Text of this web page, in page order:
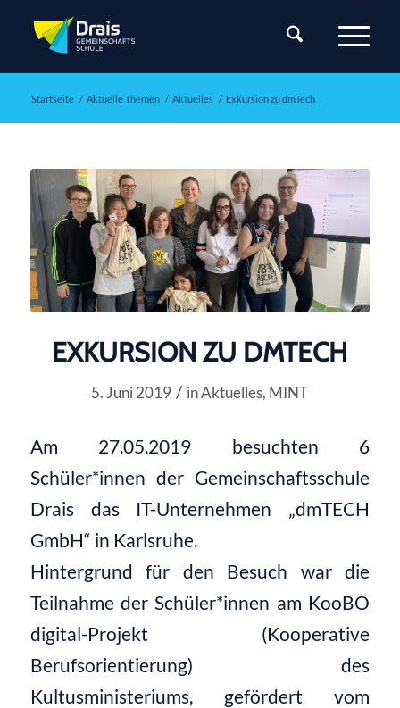
Startseite / Aktuelle Themen / Aktuelles / Exkursion zu dmTech
EXKURSION ZU DMTECH
5. Juni 2019 / inAktuelles, MINT
Am 27.05.2019 besuchten 6
Schüler*innen der Gemeinschaftsschule
Drais das IT-Unternehmen „dmTECH
GmbH“ in Karlsruhe.
Hintergrund für den Besuch war die
Teilnahme der Schüler*innen am KooBO
digital-Projekt (Kooperative
Berufsorientierung) des
Kultusministeriums, gefördert vom